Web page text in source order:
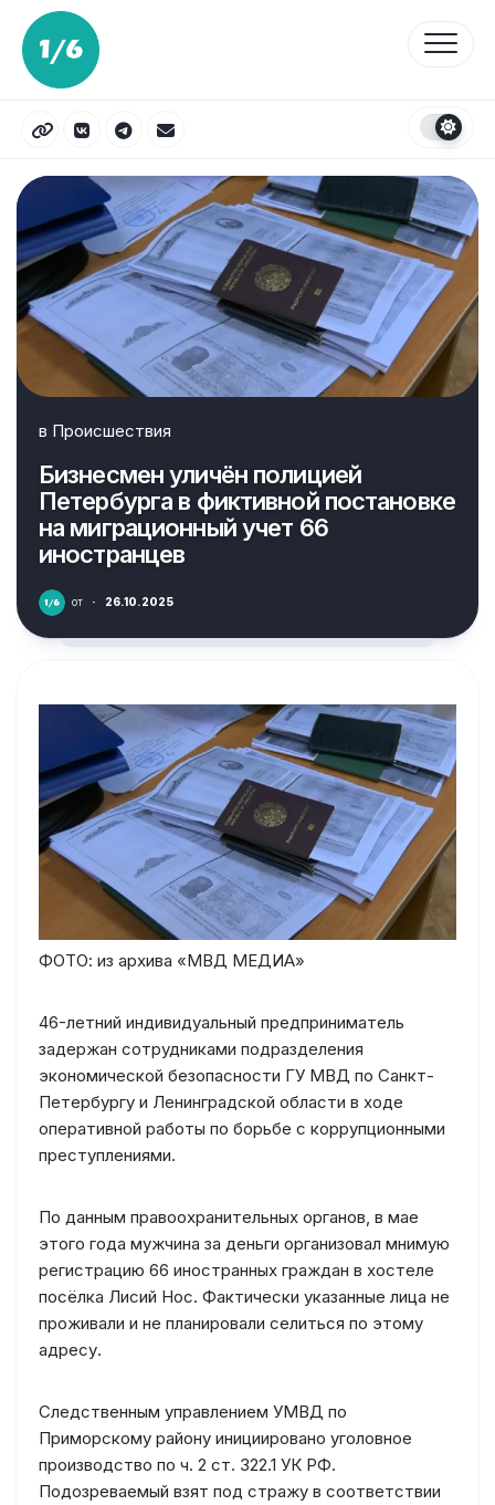
Перейти
содержанию
в Происшествия
Бизнесмен уличён полицией
Петербурга в фиктивной постановке
на миграционный учет 66
иностранцев
от · 26.10.2025
ФОТО: из архива «МВД МЕДИА»
46-летний индивидуальный предприниматель
задержан сотрудниками подразделения
экономической безопасности ГУ МВД по Санкт-
Петербургу и Ленинградской области в ходе
оперативной работы по борьбе с коррупционными
преступлениями.
По данным правоохранительных органов, в мае
этого года мужчина за деньги организовал мнимую
регистрацию 66 иностранных граждан в хостеле
посёлка Лисий Нос. Фактически указанные лица не
проживали и не планировали селиться по этому
адресу.
Следственным управлением УМВД по
Приморскому району инициировано уголовное
производство по ч. 2 ст. 322.1 УК РФ.
Подозреваемый взят под стражу в соответствии